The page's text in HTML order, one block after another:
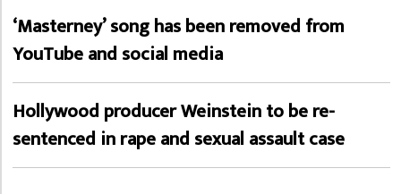
‘Masterney’ song has been removed from
YouTube and social media
Hollywood producer Weinstein to be re-
sentenced in rape and sexual assault case